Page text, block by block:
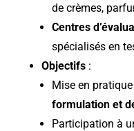
de crèmes,
Centres
spécialisés en
Objectifs :
Mise en
formulation et
Participation à